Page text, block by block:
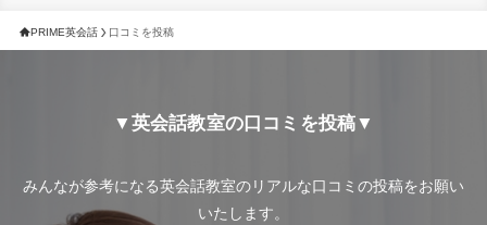
PRIME英会話 口コミを投稿
▼英会話教室の口コミを投稿▼
みんなが参考になる英会話教室のリアルな口コミの投稿をお願い
いたします。